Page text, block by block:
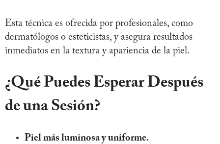
Esta técnica es ofrecida por profesionales, como
dermatólogos o esteticistas, y asegura resultados
inmediatos en la textura y apariencia de la piel.
¿Qué Puedes Esperar Después
de una Sesión?
Piel más luminosa y uniforme.